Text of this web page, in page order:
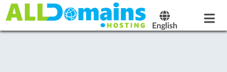
English